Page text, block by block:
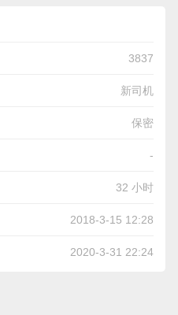
3837
新司机
保密
-
32 小时
2018-3-15 12:28
2020-3-31 22:24